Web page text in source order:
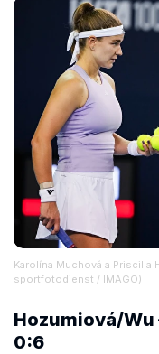
Karolína Muchová a Priscilla
sportfotodienst / IMAGO)
Hozumiová/Wu
0:6